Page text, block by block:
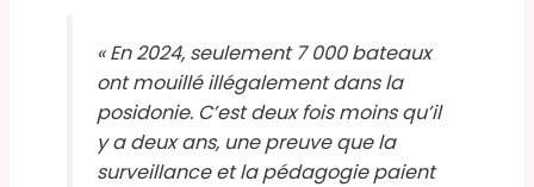
« En 2024, seulement 7 000 bateaux
ont mouillé illégalement dans la
posidonie. C’est deux fois moins qu’il
y a deux ans, une preuve que la
surveillance et la pédagogie paient